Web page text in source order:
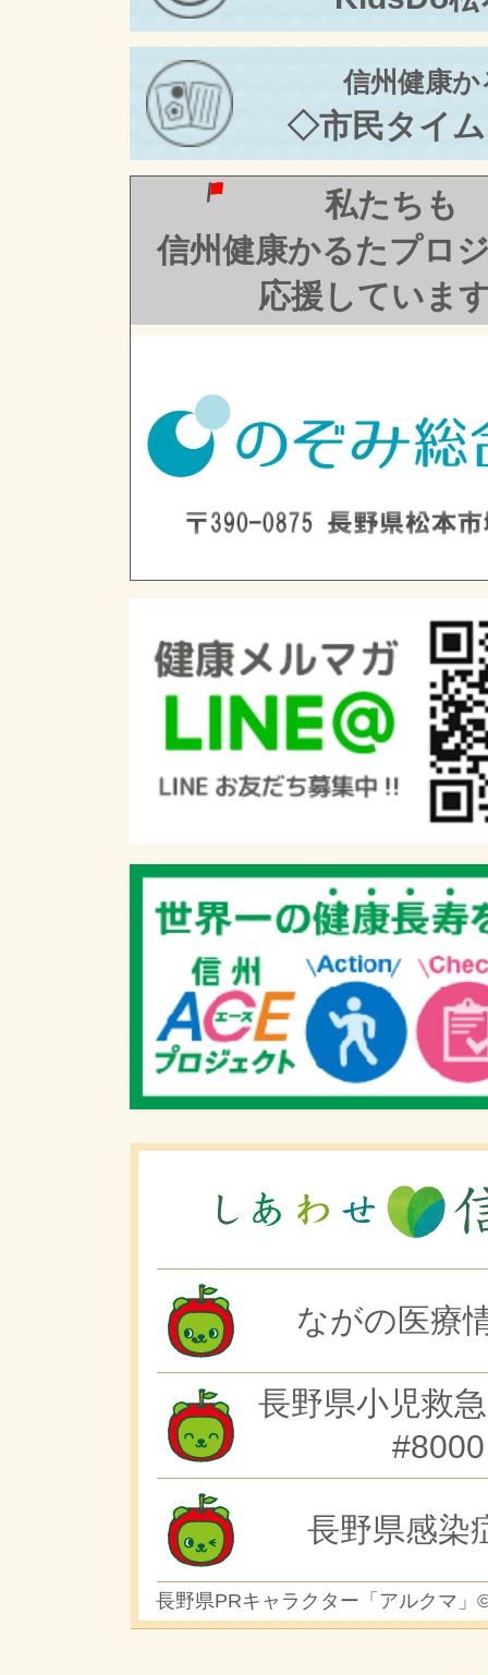
信州健康
◇市民タイ
私たちも
信州健康かるたプロ
応援していま
ながの医療
長野県小児救
#8000
長野県感染
長野県PRキャラクター「アルクマ」